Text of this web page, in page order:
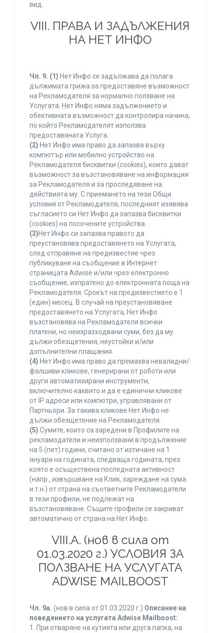
вид.
VIII. ПРАВА И ЗАДЪЛЖЕНИЯ
НА НЕТ ИНФО
Чл. 9. (1) Нет Инфо се задължава да полага
дължимата грижа за предоставяне възможност
на Рекламодателя за нормално ползване на
Услугата. Нет Инфо няма задължението и
обективната възможност да контролира начина,
по който Рекламодателят използва
предоставяната Услуга.
(2) Нет Инфо има право да запазва върху
компютър или мобилно устройство на
Рекламодателя бисквитки (cookies), които дават
възможност за възстановяване на информация
за Рекламодателя и за проследяване на
действията му. С приемането на тези Общи
условия от Рекламодателя, последният изявява
съгласието си Нет Инфо да запазва бисквитки
(cookies) на посочените устройства.
(3)Нет Инфо си запазва правото да
преустановява предоставянето на Услугата,
след отправяне на предизвестие чрез
публикуване на съобщение в Интернет
страницата Adwise и/или чрез електронно
съобщение, изпратено до електронната поща на
Рекламодателя. Срокът на предизвестието е 1
(един) месец. В случай на преустановяване
предоставянето на Услугата, Нет Инфо
възстановява на Рекламодателя всички
платени, но неизразходвани суми, без да му
дължи обезщетения, неустойки и/или
допълнителни плащания.
(4) Нет Инфо има право да премахва невалидни/
фалшиви кликове, генерирани от роботи или
други автоматизирани инструменти,
включително каквито и да е единични кликове
от IP адреси или компютри, управлявани от
Партньори. За такива кликове Нет Инфо не
дължи обезщетение на Рекламодателя.
(5) Сумите, които са заредени в Профилите на
рекламодатели и неизползвани в продължение
на 5 (пет) години, считано от изтичане на 1
януари на годината, следваща годината, през
която е осъществена последната активност
(напр., извършване на Клик, зареждане на сума
и т.н.) от страна на съответните Рекламодатели
в тези профили, не подлежат на
възстановяване. Същите профили се закриват
автоматично от страна на Нет Инфо.
VIII.A. (нов в сила от
01.03.2020 г.) УСЛОВИЯ ЗА
ПОЛЗВАНЕ НА УСЛУГАТА
ADWISE MAILBOOST
Чл. 9а. (нов в сила от 01.03.2020 г.) Описание на
поведението на услугата Adwise Mailboost:
1. При отваряне на кутията или друга папка, на